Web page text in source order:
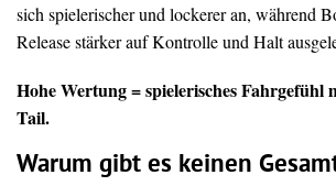
sich spielerischer und lockerer an, während
Release stärker auf Kontrolle und Halt
Hohe Wertung = spielerisches Fahrgefühl
Tail.
Warum gibt es keinen